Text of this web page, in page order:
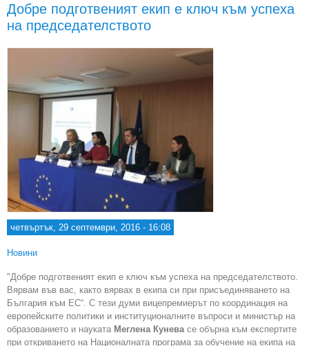
Добре подготвеният екип е ключ към успеха
на председателството
четвъртък, 29 септември, 2016 - 16:08
Новини
"Добре подготвеният екип е ключ към успеха на председателството.
Вярвам във вас, както вярвах в екипа си при присъединяването на
България към ЕС“. С тези думи вицепремиерът по координация на
европейските политики и институционалните въпроси и министър на
образованието и науката Меглена Куневасе обърна към експертите
при откриването на Националната програма за обучение на екипа на